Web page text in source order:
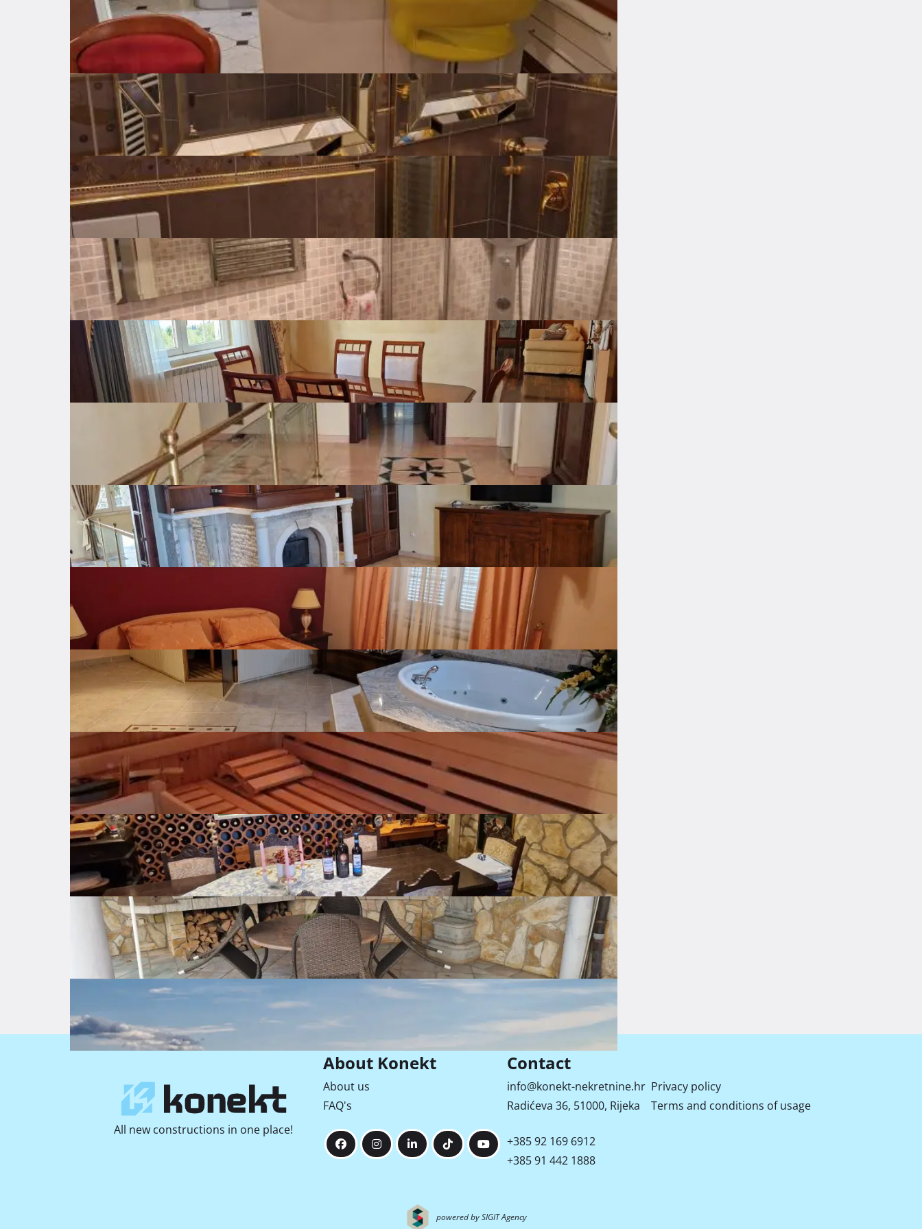
Photos
Price per square
meter
10 €
Surface area
430 ㎡
Gross surface
㎡
Total num. of floors
Construction year
Last renovation
2020
Energy class
B
Available from
Odmah
bathrooms
4
Number of toilets
4
Number of kitchens
1
Number of living
rooms
2
Furnishing
Furnished
Joinery
Pvc
Heating
Fuel oil
Air condition
Parking
Private parking
Garage
Garažom za dva vozila i još tri dodatna parkirna mjesta
Storage Fireplace Balcony Garden
Property amenities
Air Condition Television Fridge with freezer Stove
Oven Range hood Dishwasher Washing machine Bathtub Shower
Expenses
Street View
All new constructions in one place!
About Konekt
About us
FAQ's
Contact
info@konekt-nekretnine.hr
Radićeva 36, 51000, Rijeka
+385 92 169 6912
+385 91 442 1888
Privacy policy
Terms and conditions of usage
powered by SIGIT Agency